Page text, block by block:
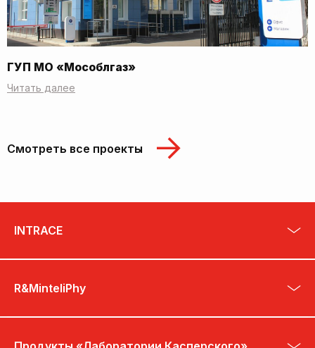
ГУП МО «Мособлгаз»
Читать далее
Смотреть все проекты
INTRACE
R&MinteliPhy